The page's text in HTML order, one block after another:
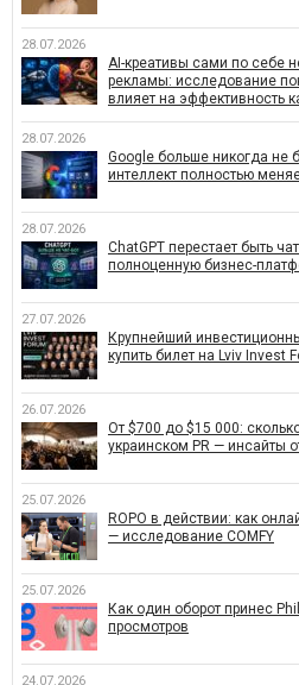
28.07.2026
AI-креативы сами по себе
рекламы: исследование
влияет на эффективность
28.07.2026
Google больше никогда не
интеллект полностью
28.07.2026
ChatGPT перестает быть
полноценную бизнес-
27.07.2026
Крупнейший
купить билет на Lviv Invest
26.07.2026
От $700 до $15 000:
украинском PR — инсайты
25.07.2026
ROPO в действии: как
— исследование COMFY
25.07.2026
Как один оборот принес
просмотров
24.07.2026